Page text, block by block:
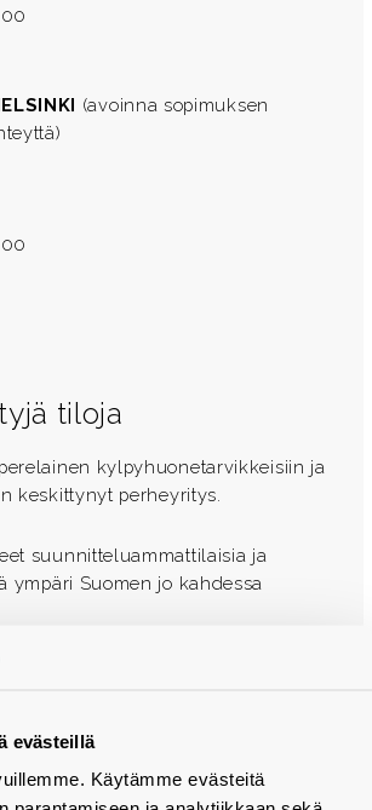
evästeillä
Käytämme evästeitä
(avoinna sopimuksen
tiloja
kylpyhuonetarvikkeisiin ja
keskittynyt perheyritys.
suunnitteluammattilaisia ja
ympäri Suomen jo kahdessa
mielellämme